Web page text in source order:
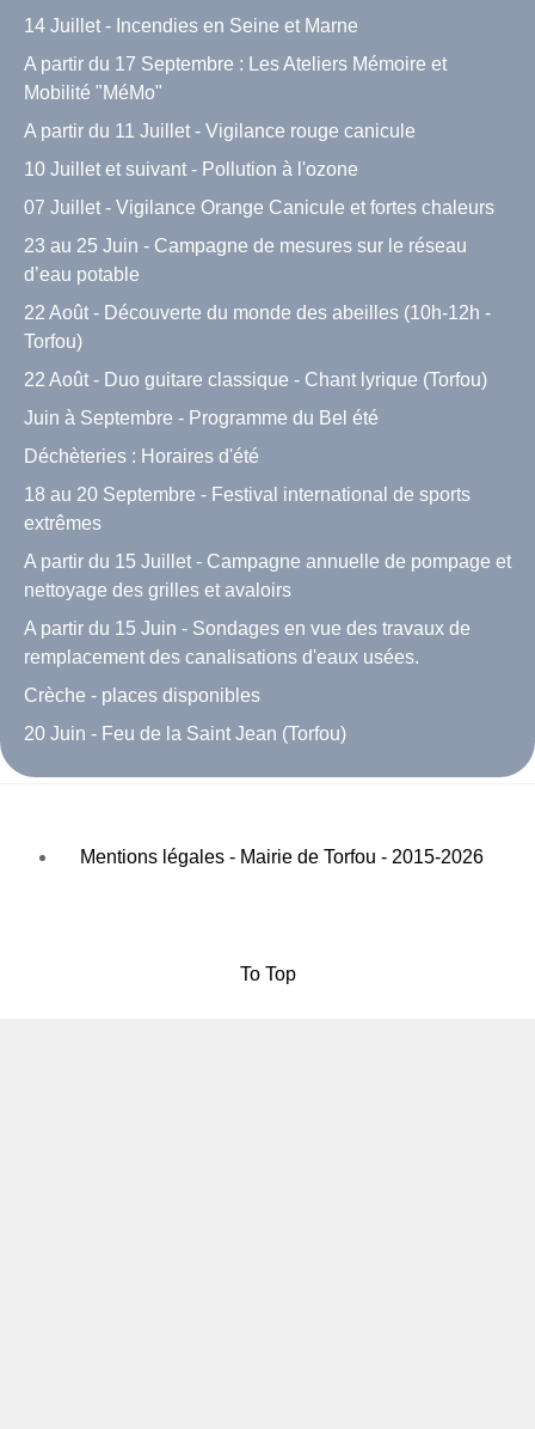
14 Juillet - Incendies en Seine et Marne
A partir du 17 Septembre : Les Ateliers Mémoire et
Mobilité "MéMo"
A partir du 11 Juillet - Vigilance rouge canicule
10 Juillet et suivant - Pollution à l'ozone
07 Juillet - Vigilance Orange Canicule et fortes chaleurs
23 au 25 Juin - Campagne de mesures sur le réseau
d’eau potable
22 Août - Découverte du monde des abeilles (10h-12h -
Torfou)
22 Août - Duo guitare classique - Chant lyrique (Torfou)
Juin à Septembre - Programme du Bel été
Déchèteries : Horaires d'été
18 au 20 Septembre - Festival international de sports
extrêmes
A partir du 15 Juillet - Campagne annuelle de pompage et
nettoyage des grilles et avaloirs
A partir du 15 Juin - Sondages en vue des travaux de
remplacement des canalisations d'eaux usées.
Crèche - places disponibles
20 Juin - Feu de la Saint Jean (Torfou)
Mentions légales - Mairie de Torfou - 2015-2026
To Top